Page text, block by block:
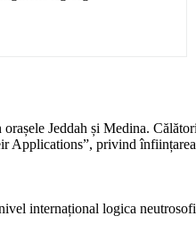
Jeddah și Medina.
Applications”, privind
internațional logica